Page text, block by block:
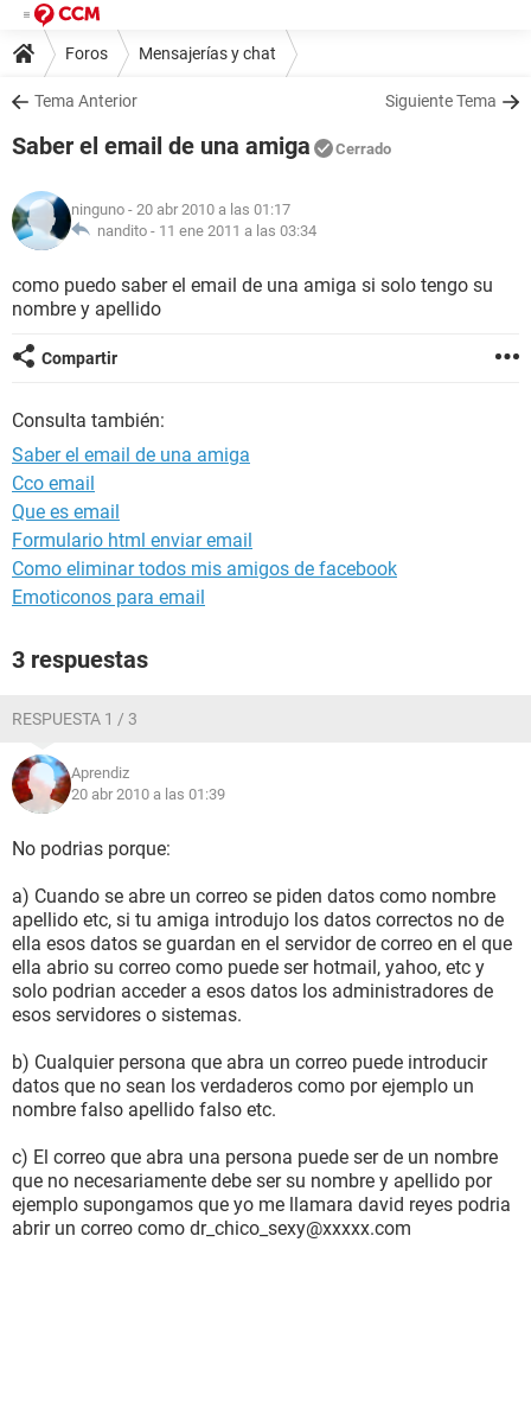
Foros Mensajerías y chat
Tema Anterior Siguiente Tema
Saber el email de una amiga Cerrado
ninguno - 20 abr 2010 a las 01:17
nandito - 11 ene 2011 a las 03:34
como puedo saber el email de una amiga si solo tengo su
nombre y apellido
Compartir
Consulta también:
Saber el email de una amiga
Cco email
Que es email
Formulario html enviar email
Como eliminar todos mis amigos de facebook
Emoticonos para email
3 respuestas
RESPUESTA 1 / 3
Aprendiz
20 abr 2010 a las 01:39
No podrias porque:
a) Cuando se abre un correo se piden datos como nombre
apellido etc, si tu amiga introdujo los datos correctos no de
ella esos datos se guardan en el servidor de correo en el que
ella abrio su correo como puede ser hotmail, yahoo, etc y
solo podrian acceder a esos datos los administradores de
esos servidores o sistemas.
b) Cualquier persona que abra un correo puede introducir
datos que no sean los verdaderos como por ejemplo un
nombre falso apellido falso etc.
c) El correo que abra una persona puede ser de un nombre
que no necesariamente debe ser su nombre y apellido por
ejemplo supongamos que yo me llamara david reyes podria
abrir un correo como dr_chico_sexy@xxxxx.com